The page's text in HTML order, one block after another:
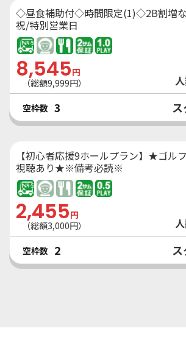
◇昼食補助付◇時間限定(1)◇2B割増
祝/特別営業日
8,545円
（総額9,999円）
空枠数 3
【初心者応援9ホールプラン】★ゴル
視聴あり★※備考必読※
2,455円
（総額3,000円）
空枠数 2